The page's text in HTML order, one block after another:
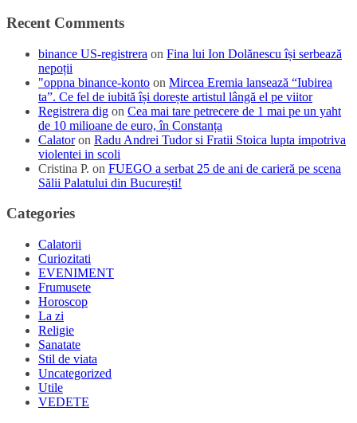
Recent Comments
binance US-registrera on Fina lui Ion Dolănescu își serbează
nepoții
"oppna binance-konto on Mircea Eremia lansează “Iubirea
ta”. Ce fel de iubită își dorește artistul lângă el pe viitor
Registrera dig on Cea mai tare petrecere de 1 mai pe un yaht
de 10 milioane de euro, în Constanța
Calatoron Radu Andrei Tudor si Fratii Stoica lupta impotriva
violentei in scoli
Cristina P. on FUEGO a serbat 25 de ani de carieră pe scena
Sălii Palatului din București!
Categories
Calatorii
Curiozitati
EVENIMENT
Frumusete
Horoscop
La zi
Religie
Sanatate
Stil de viata
Uncategorized
Utile
VEDETE